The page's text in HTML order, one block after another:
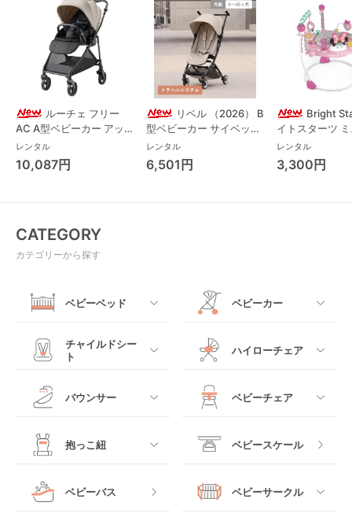
ルーチェ フリー
AC A型ベビーカー アッ
プリカ(Aprica) A型ベビ
ーカー アップリカ
(Aprica)
レンタル
10,087円
リベル （2026） B
型ベビーカー サイベック
ス(cybex)
レンタル
6,501円
Bright
イトスターツ
ス フォーエバ
レンド ジャン
パルー キッズ
レンタル
3,300円
CATEGORY
カテゴリーから探す
ベビーベッド
すべて
レギュラーサイズベビ
ベッドインベッド
クーファン
ベビーカー
すべて
ベビーカーその他
チャイルドシー
ト
すべて
ジュニアシート
ハイローチェア
すべて
バウンサー
すべて
ベビーチェア
すべて
抱っこ紐
すべて
ベビースケール
ベビーバス ベビーサークル